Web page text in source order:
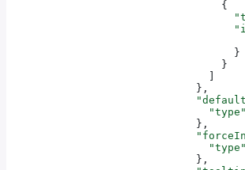
                                  {
                                    }
                                  }
                                ]
                              },
                                "type"
                              },
                                "type"
                              },